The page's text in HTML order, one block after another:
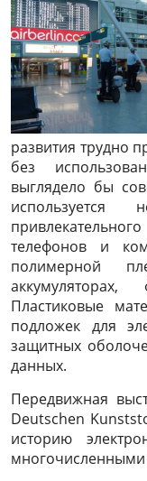
развития трудно
без
выглядело бы
телефонов и
полимерной
аккумуляторах,
Пластиковые
подложек для
защитных
данных.
Передвижная
Deutschen
историю